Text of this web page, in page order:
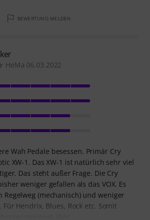
BEWERTUNG MELDEN
HeMa 06.03.2022
Wah Pedale besessen. Primär Cry
XW-1. Das XW-1 ist natürlich sehr viel
Das steht außer Frage. Die Cry
weniger gefallen als das VOX. Es
Regelweg (mechanisch) und weniger
Für Hendrix, Blues, Rock etc. Somit